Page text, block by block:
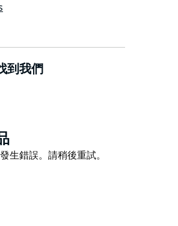
格 (Dungog) 的熱門停靠點，也是遊
郊區富饒的農田和村莊的熱門去
時令家常酒吧美食，並融入了現代風
到我們
生錯誤。請稍後重試。